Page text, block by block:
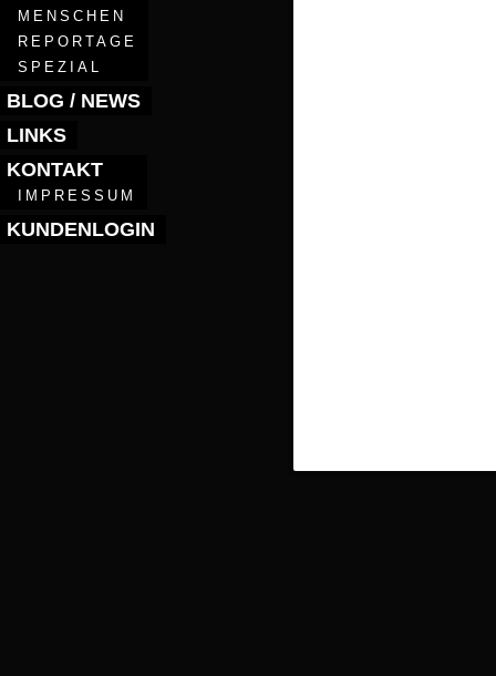
MENSCHEN
REPORTAGE
SPEZIAL
BLOG / NEWS
LINKS
KONTAKT
IMPRESSUM
KUNDENLOGIN